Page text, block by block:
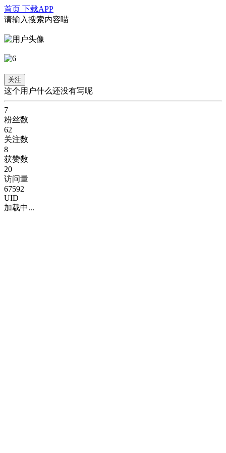
首页 下载APP
请输入搜索内容喵
关注
这个用户什么还没有写呢
7
粉丝数
62
关注数
8
获赞数
20
访问量
67592
UID
加载中...